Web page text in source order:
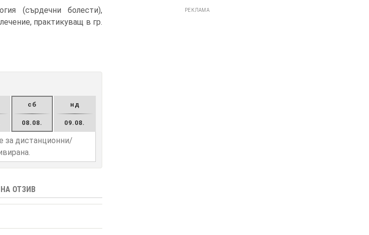
(сърдечни болести),
практикуващ в гр.
сб
08.08.
нд
09.08.
за дистанционни/
ОТЗИВ
РЕКЛАМА